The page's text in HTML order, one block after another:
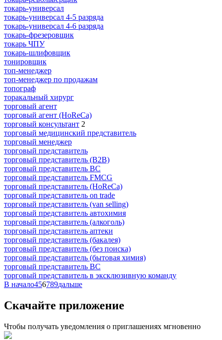
токарь-универсал
токарь-универсал 4-5 разряда
токарь-универсал 4-6 разряда
токарь-фрезеровщик
токарь ЧПУ
токарь-шлифовщик
тонировщик
топ-менеджер
топ-менеджер по продажам
топограф
торакальный хирург
торговый агент
торговый агент (HoReCa)
торговый консультант 2
торговый медицинский представитель
торговый менеджер
торговый представитель
торговый представитель (B2B)
торговый представитель BC
торговый представитель FMCG
торговый представитель (HoReCa)
торговый представитель on trade
торговый представитель (van selling)
торговый представитель автохимия
торговый представитель (алкоголь)
торговый представитель аптеки
торговый представитель (бакалея)
торговый представитель (без поиска)
торговый представитель (бытовая химия)
торговый представитель ВС
торговый представитель в эксклюзивную команду
В начало456789дальше
Скачайте приложение
Чтобы получать уведомления о приглашениях мгновенно